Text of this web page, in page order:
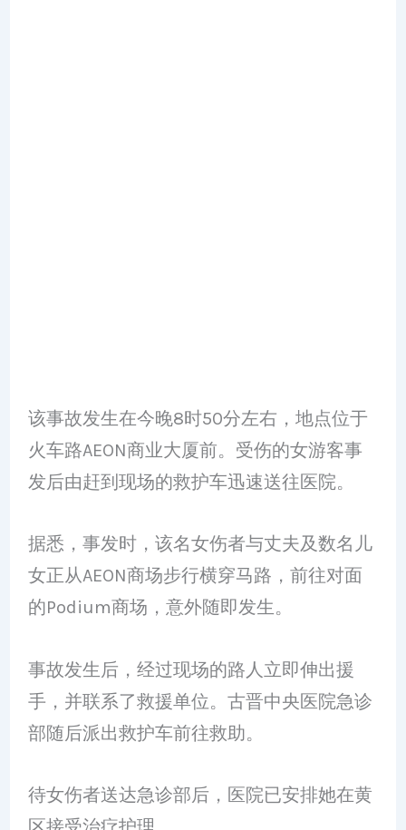
该事故发生在今晚8时50分左右，地点位于
火车路AEON商业大厦前。受伤的女游客事
发后由赶到现场的救护车迅速送往医院。
据悉，事发时，该名女伤者与丈夫及数名儿
女正从AEON商场步行横穿马路，前往对面
的Podium商场，意外随即发生。
事故发生后，经过现场的路人立即伸出援
手，并联系了救援单位。古晋中央医院急诊
部随后派出救护车前往救助。
待女伤者送达急诊部后，医院已安排她在黄